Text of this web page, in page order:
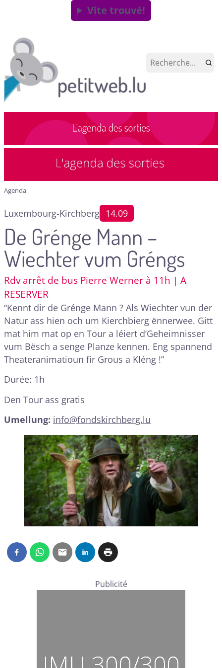
Vite trouvé!
Agenda
Luxembourg-Kirchberg 14.09
De Grénge Mann –
Wiechter vum Gréngs
Rdv arrêt de bus Pierre Werner à 11h | A
RESERVER
“Kennt dir de Grénge Mann ? Als Wiechter vun der
Natur ass hien och um Kierchbierg ënnerwee. Gitt
mat him mat op en Tour a léiert d‘Geheimnisser
vum Bësch a senge Planze kennen. Eng spannend
Theateranimatioun fir Grous a Kléng !”
Durée: 1h
Den Tour ass gratis
Umellung: info@fondskirchberg.lu
Publicité